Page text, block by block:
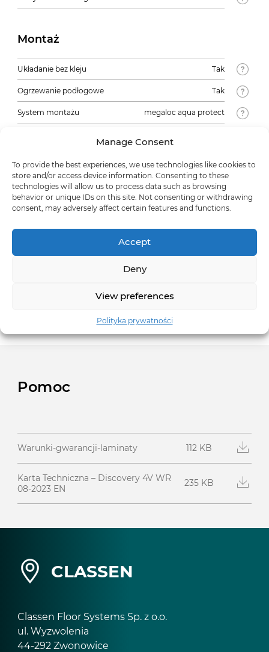
Manage Consent
To provide the best experiences, we use technologies like cookies to
store and/or access device information. Consenting to these
technologies will allow us to process data such as browsing
behavior or unique IDs on this site. Not consenting or withdrawing
consent, may adversely affect certain features and functions.
Accept
Deny
View preferences
Polityka prywatności
Montaż
Układanie bez kleju Tak
Ogrzewanie podłogowe Tak
System montażu megaloc aqua protect
użyteczności publicznej
Gwarancja / Dane logistyczne
Gwarancja w pomieszczeniach
Gwarancja w pomieszczeniach
użyteczności publicznej
Pomoc
Warunki-gwarancji-laminaty 112 KB
Karta Techniczna – Discovery 4V WR
08-2023 EN
235 KB
CLASSEN
Classen Floor Systems Sp. z o.o.
ul. Wyzwolenia
44-292 Zwonowice